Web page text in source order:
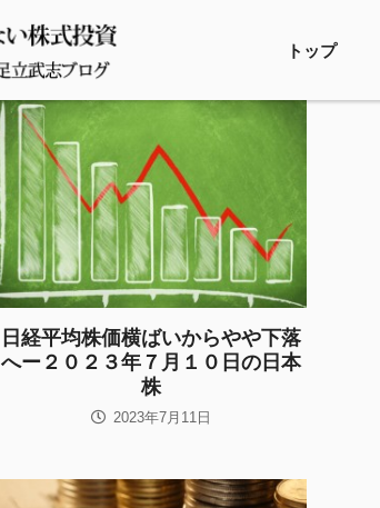
トップ
日経平均株価横ばいからやや下落
へー２０２３年７月１０日の日本
株
2023年7月11日